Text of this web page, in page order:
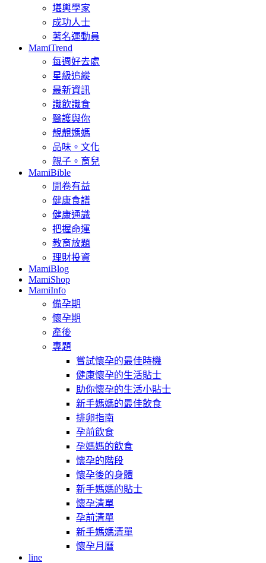
堪輿學家
成功人士
著名運動員
MamiTrend
每週好去處
星級追縱
最新資訊
識飲識食
醫護與你
靚靚媽媽
品味。文化
親子。育兒
MamiBible
開卷有益
健康食譜
健康通識
把握命運
教育放題
理財投資
MamiBlog
MamiShop
MamiInfo
備孕期
懷孕期
產後
專題
嘗試懷孕的最佳時機
健康懷孕的生活貼士
助你懷孕的生活小貼士
新手媽媽的最佳飲食
排卵指南
孕前飲食
孕媽媽的飲食
懷孕的階段
懷孕後的身體
新手媽媽的貼士
懷孕清單
孕前清單
新手媽媽清單
懷孕月曆
line